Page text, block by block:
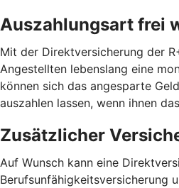
Auszahlungsart frei
Mit der Direktversicherung der
Angestellten lebenslang eine
können sich das angesparte
auszahlen lassen, wenn ihnen
Zusätzlicher
Auf Wunsch kann eine
Berufsunfähigkeitsversicherung